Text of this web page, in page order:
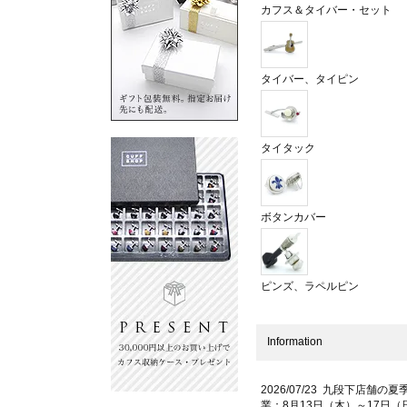
カフス＆タイバー・セット
タイバー、タイピン
タイタック
ボタンカバー
ピンズ、ラペルピン
Information
2026/07/23 九段下店舗の夏